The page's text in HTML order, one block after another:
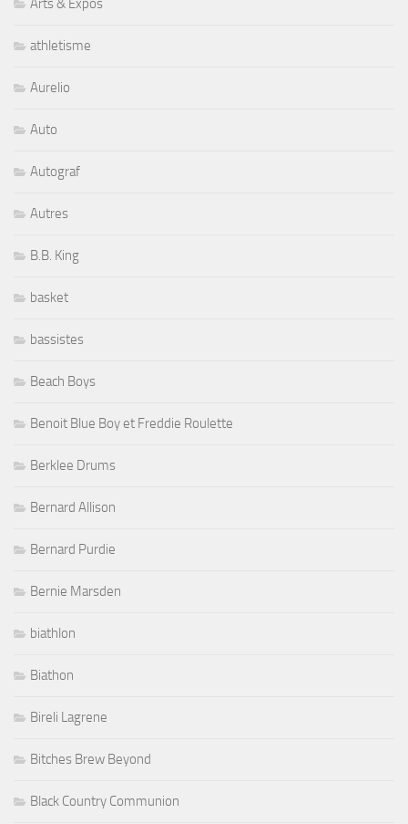
Arts & Expos
athletisme
Aurelio
Auto
Autograf
Autres
B.B. King
basket
bassistes
Beach Boys
Benoit Blue Boy et Freddie Roulette
Berklee Drums
Bernard Allison
Bernard Purdie
Bernie Marsden
biathlon
Biathon
Bireli Lagrene
Bitches Brew Beyond
Black Country Communion